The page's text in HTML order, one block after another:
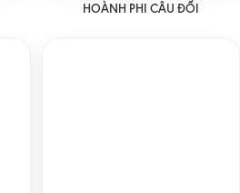
HOÀNH PHI CÂU ĐỐI